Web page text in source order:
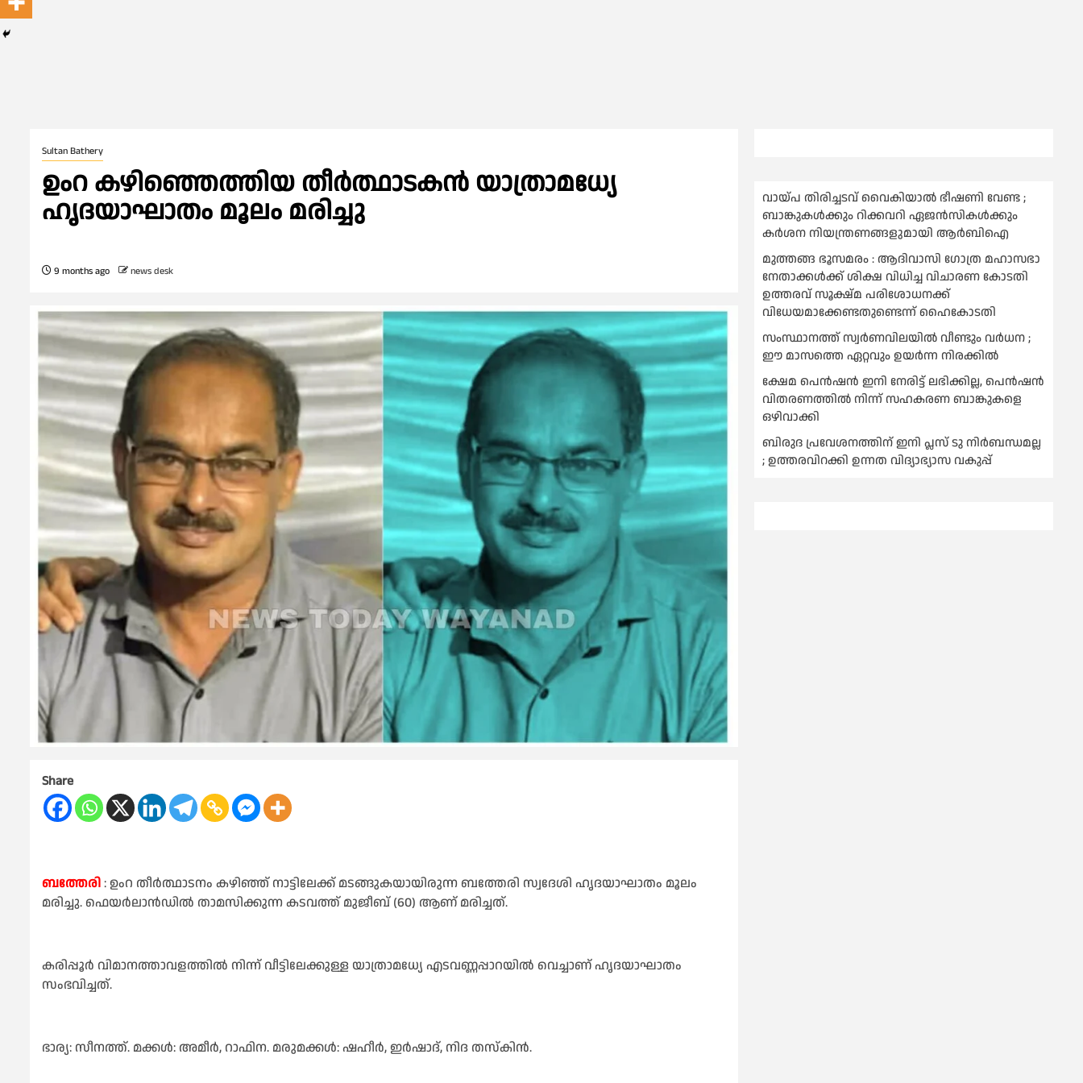
Sultan Bathery
ഉംറ കഴിഞ്ഞെത്തിയ തീർത്ഥാടകൻ യാത്രാമധ്യേ
ഹൃദയാഘാതം മൂലം മരിച്ചു
9 months ago news desk
Share
ബത്തേരി: ഉംറ തീർത്ഥാടനം കഴിഞ്ഞ് നാട്ടിലേക്ക് മടങ്ങുകയായിരുന്ന ബത്തേരി സ്വദേശി ഹൃദയാഘാതം മൂലം
മരിച്ചു. ഫെയർലാൻഡിൽ താമസിക്കുന്ന കടവത്ത് മുജീബ് (60) ആണ് മരിച്ചത്.
കരിപ്പൂർ വിമാനത്താവളത്തിൽ നിന്ന് വീട്ടിലേക്കുള്ള യാത്രാമധ്യേ എടവണ്ണപ്പാറയിൽ വെച്ചാണ് ഹൃദയാഘാതം
സംഭവിച്ചത്.
ഭാര്യ: സീനത്ത്. മക്കൾ: അമീർ, റാഫിന. മരുമക്കൾ: ഷഹീർ, ഇർഷാദ്, നിദ തസ്കിൻ.
വായ്പ തിരിച്ചടവ് വൈകിയാല്‍ ഭീഷണി വേണ്ട ;
ബാങ്കുകള്‍ക്കും റിക്കവറി ഏജൻസികള്‍ക്കും
കര്‍ശന നിയന്ത്രണങ്ങളുമായി ആര്‍ബിഐ
മുത്തങ്ങ ഭൂസമരം : ആദിവാസി ഗോത്ര മഹാസഭാ
നേതാക്കള്‍ക്ക് ശിക്ഷ വിധിച്ച വിചാരണ കോടതി
ഉത്തരവ് സൂക്ഷ്മ പരിശോധനക്ക്
വിധേയമാക്കേണ്ടതുണ്ടെന്ന് ഹൈകോടതി
സംസ്ഥാനത്ത് സ്വര്‍ണവിലയില്‍ വീണ്ടും വര്‍ധന ;
ഈ മാസത്തെ ഏറ്റവും ഉയര്‍ന്ന നിരക്കില്‍
ക്ഷേമ പെൻഷൻ ഇനി നേരിട്ട് ലഭിക്കില്ല, പെൻഷൻ
വിതരണത്തില്‍ നിന്ന് സഹകരണ ബാങ്കുകളെ
ഒഴിവാക്കി
ബിരുദ പ്രവേശനത്തിന് ഇനി പ്ലസ് ടു നിര്‍ബന്ധമല്ല
; ഉത്തരവിറക്കി ഉന്നത വിദ്യാഭ്യാസ വകുപ്പ്